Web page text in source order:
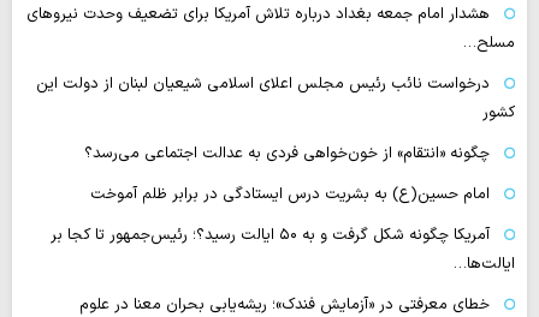
هشدار امام جمعه بغداد درباره تلاش آمریکا برای تضعیف وحدت نیروهای
مسلح…
درخواست نائب رئیس مجلس اعلای اسلامی شیعیان لبنان از دولت این
کشور
چگونه «انتقام» از خون‌خواهی فردی به عدالت اجتماعی می‌رسد؟
امام حسین(ع) به بشریت درس ایستادگی در برابر ظلم آموخت
آمریکا چگونه شکل گرفت و به ۵۰ ایالت رسید؟؛ رئیس‌جمهور تا کجا بر
ایالت‌ها…
خطای معرفتی در «آزمایش فندک»؛ ریشه‌یابی بحران معنا در علوم